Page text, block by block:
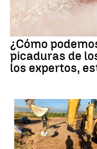
¿Cómo
picaduras de
los expertos,